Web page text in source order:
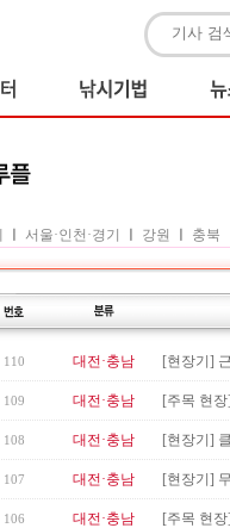
서울·인천·경기 강원 충북
110 대전·충남 [현장기]
109 대전·충남 [주목 현
108 대전·충남 [현장기]
107 대전·충남 [현장기]
106 대전·충남 [주목 현